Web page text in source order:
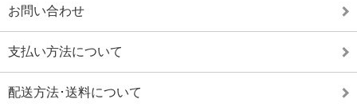
お問い合わせ
支払い方法について
配送方法･送料について